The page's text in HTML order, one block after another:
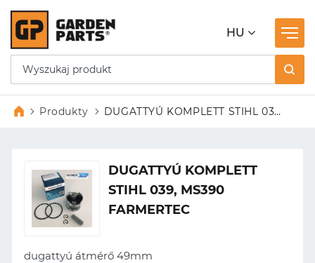
HU
Produkty
DUGATTYÚ KOMPLETT STIHL 039,
DUGATTYÚ KOMPLETT
STIHL 039, MS390
FARMERTEC
dugattyú átmérő 49mm